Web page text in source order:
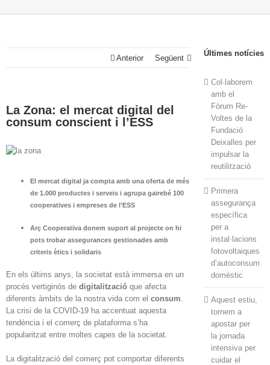
Anterior Següent
La Zona: el mercat digital del
consum conscient i l’ESS
El mercat digital ja compta amb una oferta de més
de 1.000 productes i serveis i agrupa gairebé 100
cooperatives i empreses de l’ESS
Arç Cooperativa donem suport al projecte on hi
pots trobar assegurances gestionades amb
criteris ètics i solidaris
En els últims anys, la societat està immersa en un
procés vertiginós de digitalització que afecta
diferents àmbits de la nostra vida com el consum.
La crisi de la COVID-19 ha accentuat aquesta
tendència i el comerç de plataforma s’ha
popularitzat entre moltes capes de la societat.
La digitalització del comerç pot comportar diferents
Últimes notícies
Col·laborem
amb el
Fòrum Re-
Voltes de la
Fundació
Deixalles per
impulsar la
reutilització
Primera
assegurança
específica
per a
instal·lacions
fotovoltaiques
d’autoconsum
domèstic
Aquest estiu,
tornem a
apostar per
la jornada
intensiva per
cuidar el